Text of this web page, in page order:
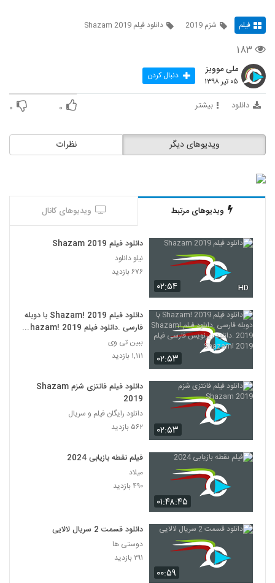
فیلم شزم 2019 دانلود فیلم Shazam 2019
۱۸۳
ملی موویز
۰۵ تیر ۱۳۹۸ دنبال کردن
دانلود بیشتر ۰ ۰
نظرات ویدیوهای دیگر
ویدیوهای مرتبط ویدیوهای کانال
۰۲:۵۴ HD
دانلود فیلم Shazam 2019
نیلو دانلود
۶۷۶ بازدید
۰۲:۵۳
دانلود فیلم Shazam! 2019 با دوبله
فارسی .دانلود فیلم Shazam! 2019
.دانلود زیرنویس فارسی فیلم
Shazam! 2019
ببین تی وی
۱,۱۱۱ بازدید
۰۲:۵۳
دانلود فیلم فانتزی شزم Shazam
2019
دانلود رایگان فیلم و سریال
۵۶۲ بازدید
۰۱:۴۸:۴۵
فیلم نقطه بازیابی 2024
میلاد
۴۹۰ بازدید
۰۰:۵۹
دانلود قسمت 2 سریال لالایی
دوستی ها
۲۹۱ بازدید